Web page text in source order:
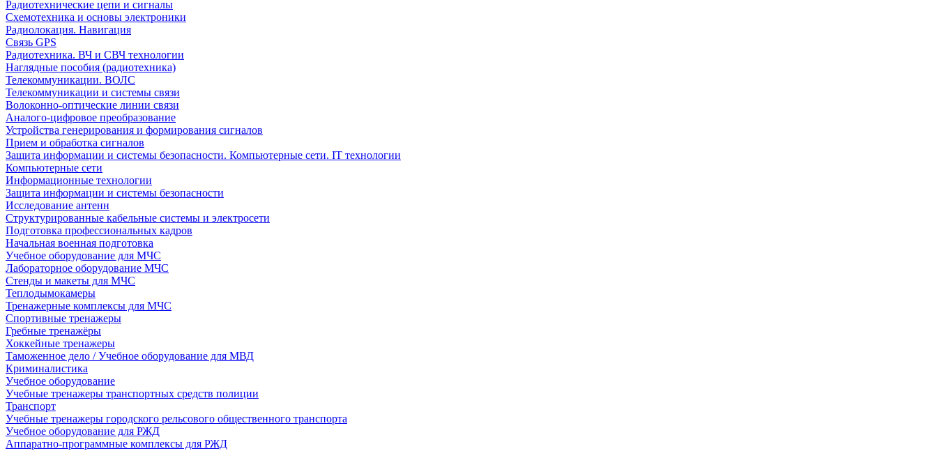
Радиотехнические цепи и сигналы
Схемотехника и основы электроники
Радиолокация. Навигация
Связь GPS
Радиотехника. ВЧ и СВЧ технологии
Наглядные пособия (радиотехника)
Телекоммуникации. ВОЛС
Телекоммуникации и системы связи
Волоконно-оптические линии связи
Аналого-цифровое преобразование
Устройства генерирования и формирования сигналов
Прием и обработка сигналов
Защита информации и системы безопасности. Компьютерные сети. IT технологии
Компьютерные сети
Информационные технологии
Защита информации и системы безопасности
Исследование антенн
Структурированные кабельные системы и электросети
Подготовка профессиональных кадров
Начальная военная подготовка
Учебное оборудование для МЧС
Лабораторное оборудование МЧС
Стенды и макеты для МЧС
Теплодымокамеры
Тренажерные комплексы для МЧС
Спортивные тренажеры
Гребные тренажёры
Хоккейные тренажеры
Таможенное дело / Учебное оборудование для МВД
Криминалистика
Учебное оборудование
Учебные тренажеры транспортных средств полиции
Транспорт
Учебные тренажеры городского рельсового общественного транспорта
Учебное оборудование для РЖД
Аппаратно-программные комплексы для РЖД